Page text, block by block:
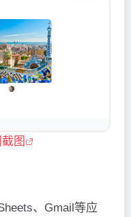
图
、Gmail等应